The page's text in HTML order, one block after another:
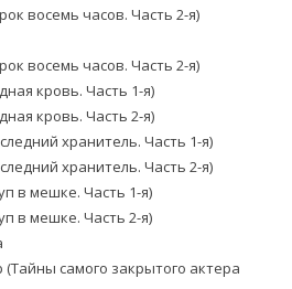
восемь часов. Часть 2-я)
восемь часов. Часть 2-я)
кровь. Часть 1-я)
кровь. Часть 2-я)
хранитель. Часть 1-я)
хранитель. Часть 2-я)
в мешке. Часть 1-я)
в мешке. Часть 2-я)
самого закрытого актера